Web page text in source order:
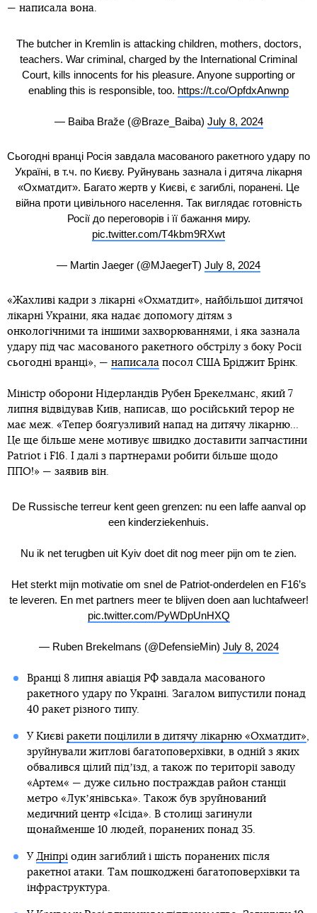
— написала вона.
The butcher in Kremlin is attacking children, mothers, doctors,
teachers. War criminal, charged by the International Criminal
Court, kills innocents for his pleasure. Anyone supporting or
enabling this is responsible, too. https://t.co/OpfdxAnwnp
— Baiba Braže (@Braze_Baiba) July 8, 2024
Сьогодні вранці Росія завдала масованого ракетного удару по
Україні, в т.ч. по Києву. Руйнувань зазнала і дитяча лікарня
«Охматдит». Багато жертв у Києві, є загиблі, поранені. Це
війна проти цивільного населення. Так виглядає готовність
Росії до переговорів і її бажання миру.
pic.twitter.com/T4kbm9RXwt
— Martin Jaeger (@MJaegerT) July 8, 2024
«Жахливі кадри з лікарні «Охматдит», найбільшої дитячої
лікарні України, яка надає допомогу дітям з
онкологічними та іншими захворюваннями, і яка зазнала
удару під час масованого ракетного обстрілу з боку Росії
сьогодні вранці», — написала посол США Бріджит Брінк.
Міністр оборони Нідерландів Рубен Брекелманс, який 7
липня відвідував Київ, написав, що російський терор не
має меж. «Тепер боягузливий напад на дитячу лікарню…
Це ще більше мене мотивує швидко доставити запчастини
Patriot і F16. І далі з партнерами робити більше щодо
ППО!» — заявив він.
De Russische terreur kent geen grenzen: nu een laffe aanval op
een kinderziekenhuis.
Nu ik net terugben uit Kyiv doet dit nog meer pijn om te zien.
Het sterkt mijn motivatie om snel de Patriot-onderdelen en F16’s
te leveren. En met partners meer te blijven doen aan luchtafweer!
pic.twitter.com/PyWDpUnHXQ
— Ruben Brekelmans (@DefensieMin) July 8, 2024
Вранці 8 липня авіація РФ завдала масованого
ракетного удару по Україні. Загалом випустили понад
40 ракет різного типу.
У Києві ракети поцілили в дитячу лікарню «Охматдит»,
зруйнували житлові багатоповерхівки, в одній з яких
обвалився цілий підʼїзд, а також по території заводу
«Артем« — дуже сильно постраждав район станції
метро «Лукʼянівська». Також був зруйнований
медичний центр «Ісіда». В столиці загинули
щонайменше 10 людей, поранених понад 35.
У Дніпрі один загиблий і шість поранених після
ракетної атаки. Там пошкоджені багатоповерхівки та
інфраструктура.